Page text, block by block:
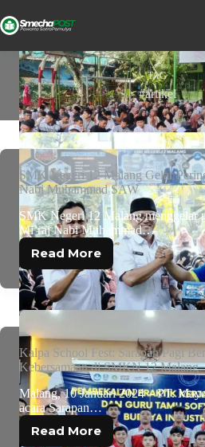
TAG
#artikel
SMK Negeri 12 Malang Gelar
Nabi Muhammad SAW
SMK Negeri 12 Malang menggelar
Mi’raj Nabi Muhammad…
Read More
Kalpa School Fest: Sarapan Pagi
Kebersamaan di SMKN 12 Malang
Malang, 10 Januari 2024 – PT.
acara Sarapan…
Read More